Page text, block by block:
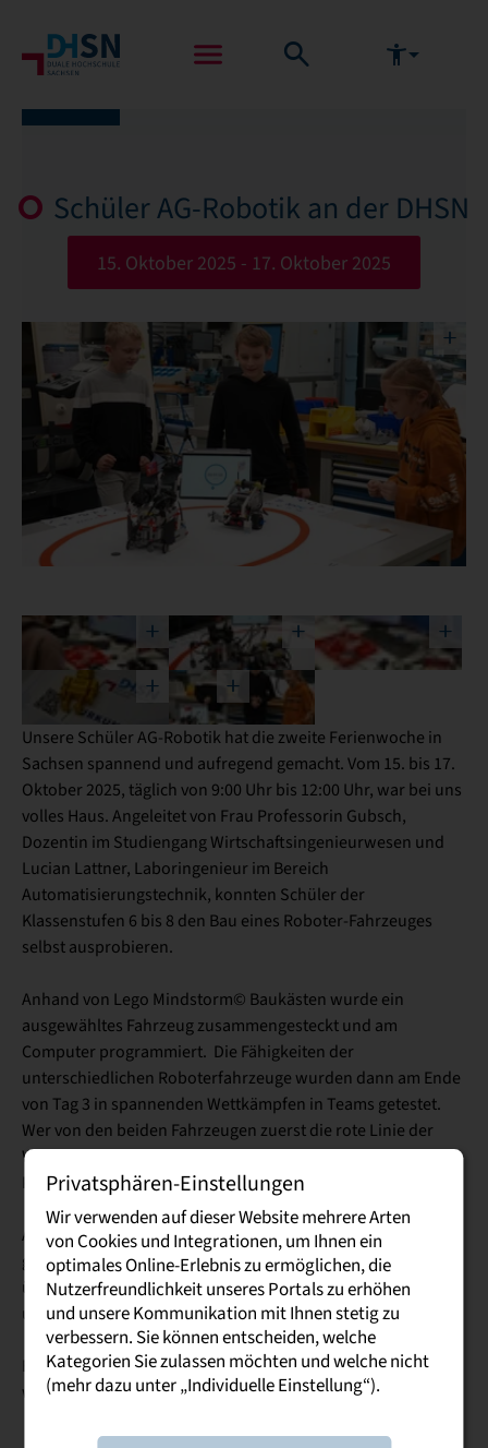
Schüler AG-Robotik an der DHSN
15. Oktober 2025 - 17. Oktober 2025
Unsere Schüler AG-Robotik hat die zweite Ferienwoche in
Sachsen spannend und aufregend gemacht. Vom 15. bis 17.
Oktober 2025, täglich von 9:00 Uhr bis 12:00 Uhr, war bei uns
volles Haus. Angeleitet von Frau Professorin Gubsch,
Dozentin im Studiengang Wirtschaftsingenieurwesen und
Lucian Lattner, Laboringenieur im Bereich
Automatisierungstechnik, konnten Schüler der
Klassenstufen 6 bis 8 den Bau eines Roboter-Fahrzeuges
selbst ausprobieren.
Anhand von Lego Mindstorm© Baukästen wurde ein
ausgewähltes Fahrzeug zusammengesteckt und am
Computer programmiert. Die Fähigkeiten der
unterschiedlichen Roboterfahrzeuge wurden dann am Ende
von Tag 3 in spannenden Wettkämpfen in Teams getestet.
Wer von den beiden Fahrzeugen zuerst die rote Linie der
Wettkampfarena berührte, hatte verloren. Das hat den
Kindern viel Spaß bereitet.
Als Dank für die Teilnahme gab es einen goldfarbenen, 3D-
gedruckten Roboter-Schlüsselanhänger und eine Urkunde,
überreicht von den Prodirektoren Prof. Dr. Alexander Flory
und Prof. Dr. Martin Seilmayer.
Es gibt bereits Anmeldungen für das kommende Jahr und
wir freuen uns schon jetzt darauf.
Privatsphären-Einstellungen
Wir verwenden auf dieser Website mehrere Arten
von Cookies und Integrationen, um Ihnen ein
optimales Online-Erlebnis zu ermöglichen, die
Nutzerfreundlichkeit unseres Portals zu erhöhen
und unsere Kommunikation mit Ihnen stetig zu
verbessern. Sie können entscheiden, welche
Kategorien Sie zulassen möchten und welche nicht
(mehr dazu unter „Individuelle Einstellung“).